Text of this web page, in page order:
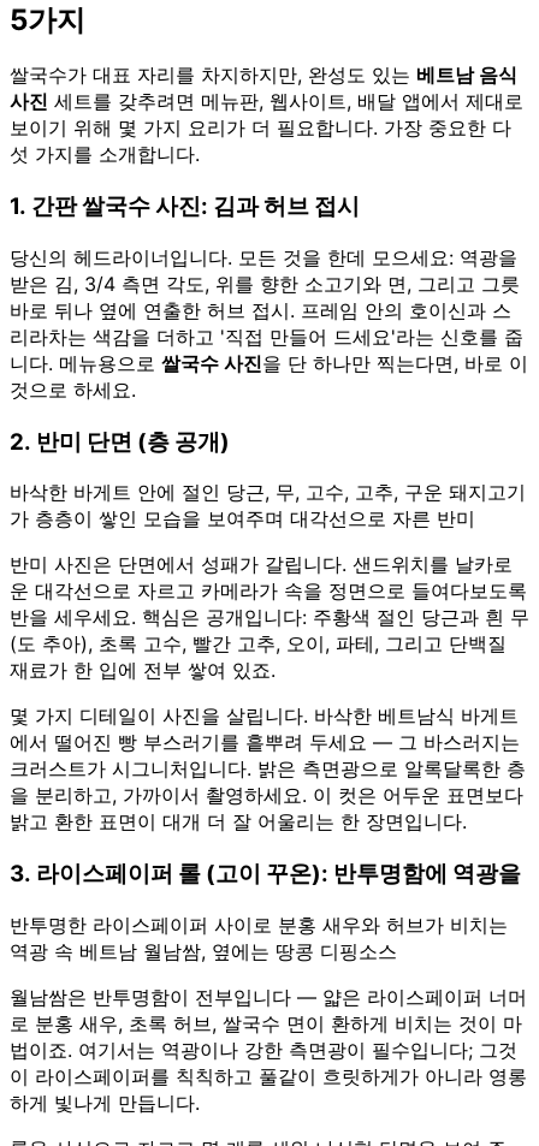
5가지
쌀국수가 대표 자리를 차지하지만, 완성도 있는 베트남 음식
사진 세트를 갖추려면 메뉴판, 웹사이트, 배달 앱에서 제대로
보이기 위해 몇 가지 요리가 더 필요합니다. 가장 중요한 다
섯 가지를 소개합니다.
1. 간판 쌀국수 사진: 김과 허브 접시
당신의 헤드라이너입니다. 모든 것을 한데 모으세요: 역광을
받은 김, 3/4 측면 각도, 위를 향한 소고기와 면, 그리고 그릇
바로 뒤나 옆에 연출한 허브 접시. 프레임 안의 호이신과 스
리라차는 색감을 더하고 '직접 만들어 드세요'라는 신호를 줍
니다. 메뉴용으로 쌀국수 사진을 단 하나만 찍는다면, 바로 이
것으로 하세요.
2. 반미 단면 (층 공개)
바삭한 바게트 안에 절인 당근, 무, 고수, 고추, 구운 돼지고기
가 층층이 쌓인 모습을 보여주며 대각선으로 자른 반미
반미 사진은 단면에서 성패가 갈립니다. 샌드위치를 날카로
운 대각선으로 자르고 카메라가 속을 정면으로 들여다보도록
반을 세우세요. 핵심은 공개입니다: 주황색 절인 당근과 흰 무
(도 추아), 초록 고수, 빨간 고추, 오이, 파테, 그리고 단백질
재료가 한 입에 전부 쌓여 있죠.
몇 가지 디테일이 사진을 살립니다. 바삭한 베트남식 바게트
에서 떨어진 빵 부스러기를 흩뿌려 두세요 — 그 바스러지는
크러스트가 시그니처입니다. 밝은 측면광으로 알록달록한 층
을 분리하고, 가까이서 촬영하세요. 이 컷은 어두운 표면보다
밝고 환한 표면이 대개 더 잘 어울리는 한 장면입니다.
3. 라이스페이퍼 롤 (고이 꾸온): 반투명함에 역광을
반투명한 라이스페이퍼 사이로 분홍 새우와 허브가 비치는
역광 속 베트남 월남쌈, 옆에는 땅콩 디핑소스
월남쌈은 반투명함이 전부입니다 — 얇은 라이스페이퍼 너머
로 분홍 새우, 초록 허브, 쌀국수 면이 환하게 비치는 것이 마
법이죠. 여기서는 역광이나 강한 측면광이 필수입니다; 그것
이 라이스페이퍼를 칙칙하고 풀같이 흐릿하게가 아니라 영롱
하게 빛나게 만듭니다.